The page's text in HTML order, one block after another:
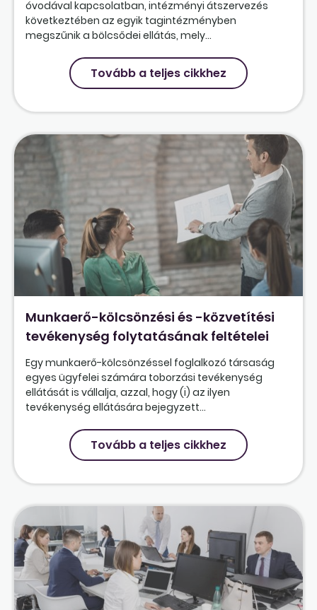
óvodával kapcsolatban, intézményi átszervezés
következtében az egyik tagintézményben
megszűnik a bölcsődei ellátás, mely...
Tovább a teljes cikkhez
Munkaerő-kölcsönzési és -közvetítési
tevékenység folytatásának feltételei
Egy munkaerő-kölcsönzéssel foglalkozó társaság
egyes ügyfelei számára toborzási tevékenység
ellátását is vállalja, azzal, hogy (i) az ilyen
tevékenység ellátására bejegyzett...
Tovább a teljes cikkhez